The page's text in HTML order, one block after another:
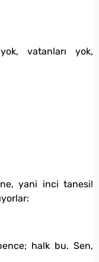
vatanları yok,
yani inci tanesi!
halk bu. Sen,